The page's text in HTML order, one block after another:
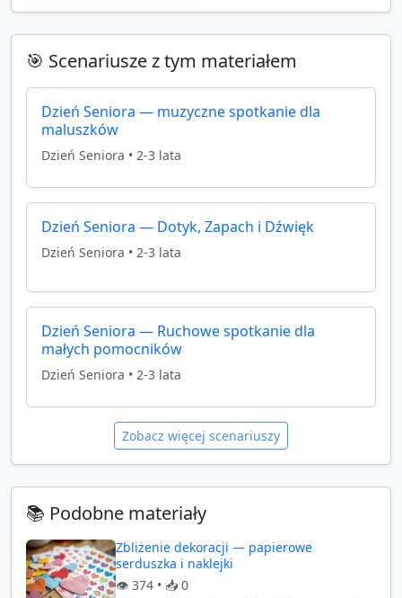
🎯 Scenariusze z tym materiałem
Dzień Seniora — muzyczne spotkanie dla
maluszków
Dzień Seniora • 2-3 lata
Dzień Seniora — Dotyk, Zapach i Dźwięk
Dzień Seniora • 2-3 lata
Dzień Seniora — Ruchowe spotkanie dla
małych pomocników
Dzień Seniora • 2-3 lata
Zobacz więcej scenariuszy
📚 Podobne materiały
Zbliżenie dekoracji — papierowe
serduszka i naklejki
👁️ 374 • 📥 0